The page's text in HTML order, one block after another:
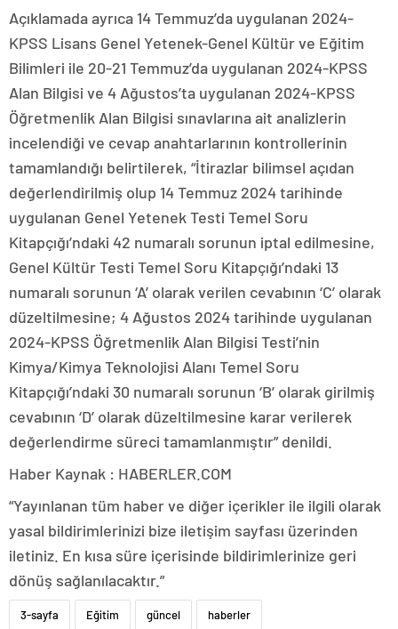
Açıklamada ayrıca 14 Temmuz’da uygulanan 2024-
KPSS Lisans Genel Yetenek-Genel Kültür ve Eğitim
Bilimleri ile 20-21 Temmuz’da uygulanan 2024-KPSS
Alan Bilgisi ve 4 Ağustos’ta uygulanan 2024-KPSS
Öğretmenlik Alan Bilgisi sınavlarına ait analizlerin
incelendiği ve cevap anahtarlarının kontrollerinin
tamamlandığı belirtilerek, “İtirazlar bilimsel açıdan
değerlendirilmiş olup 14 Temmuz 2024 tarihinde
uygulanan Genel Yetenek Testi Temel Soru
Kitapçığı’ndaki 42 numaralı sorunun iptal edilmesine,
Genel Kültür Testi Temel Soru Kitapçığı’ndaki 13
numaralı sorunun ‘A’ olarak verilen cevabının ‘C’ olarak
düzeltilmesine; 4 Ağustos 2024 tarihinde uygulanan
2024-KPSS Öğretmenlik Alan Bilgisi Testi’nin
Kimya/Kimya Teknolojisi Alanı Temel Soru
Kitapçığı’ndaki 30 numaralı sorunun ‘B’ olarak girilmiş
cevabının ‘D’ olarak düzeltilmesine karar verilerek
değerlendirme süreci tamamlanmıştır” denildi.
Haber Kaynak : HABERLER.COM
“Yayınlanan tüm haber ve diğer içerikler ile ilgili olarak
yasal bildirimlerinizi bize iletişim sayfası üzerinden
iletiniz. En kısa süre içerisinde bildirimlerinize geri
dönüş sağlanılacaktır.”
3-sayfa Eğitim güncel haberler